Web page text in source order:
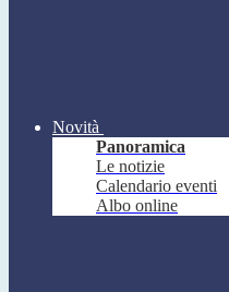
Novità
Panoramica
Le notizie
Calendario eventi
Albo online